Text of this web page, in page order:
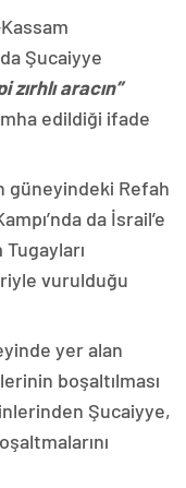
Şucaiyye
zırhlı aracın”
edildiği ifade
güneyindeki Refah
da İsrail’e
vurulduğu
yer alan
boşaltılması
Şucaiyye,